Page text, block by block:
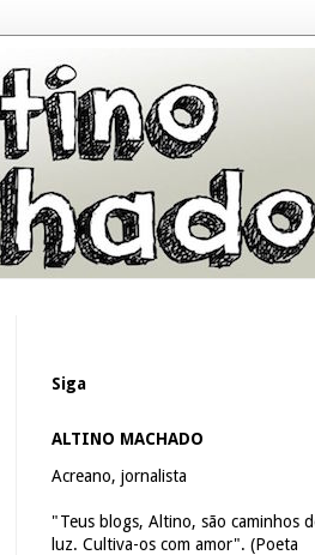
Siga
ALTINO MACHADO
Acreano, jornalista
"Teus blogs, Altino, são caminhos
luz. Cultiva-os com amor". (Poeta